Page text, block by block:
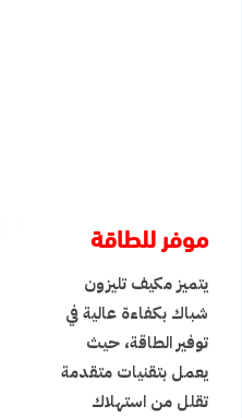
موفر للطاقة
يتميز مكيف تليزون
شباك بكفاءة عالية في
توفير الطاقة، حيث
يعمل بتقنيات متقدمة
تقلل من استهلاك